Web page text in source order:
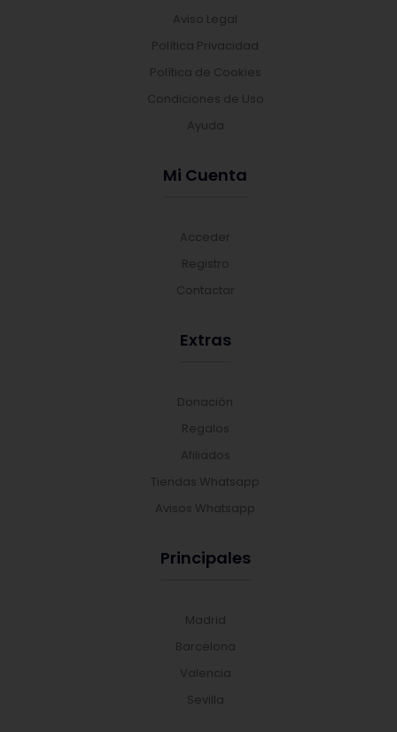
Aviso Legal
Política Privacidad
Política de Cookies
Condiciones de Uso
Ayuda
Mi Cuenta
Acceder
Registro
Contactar
Extras
Donación
Regalos
Afiliados
Tiendas Whatsapp
Avisos Whatsapp
Principales
Madrid
Barcelona
Valencia
Sevilla